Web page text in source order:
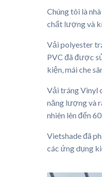
Chúng tôi là
chất lượng và
Vải polyester
PVC đã được
kiện, mái che
Vải tráng Vinyl
năng lượng và
nhiên lên đến
Vietshade đã
các ứng dụng